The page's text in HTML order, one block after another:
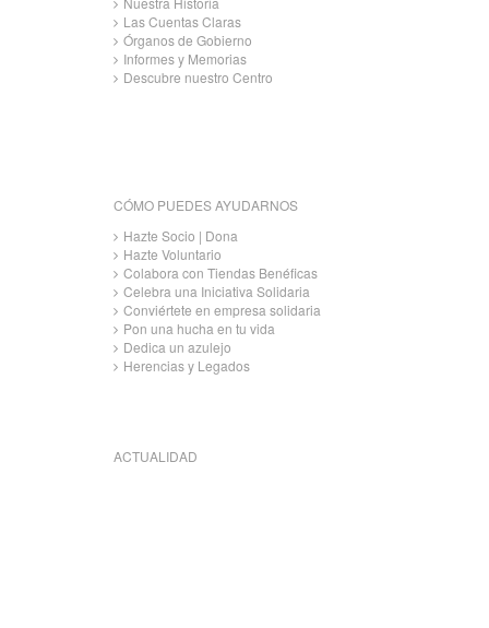
Las Cuentas Claras
Órganos de Gobierno
Informes y Memorias
Descubre nuestro Centro
CÓMO PUEDES AYUDARNOS
Hazte Socio | Dona
Hazte Voluntario
Colabora con Tiendas Benéficas
Celebra una Iniciativa Solidaria
Conviértete en empresa solidaria
Pon una hucha en tu vida
Dedica un azulejo
Herencias y Legados
ACTUALIDAD